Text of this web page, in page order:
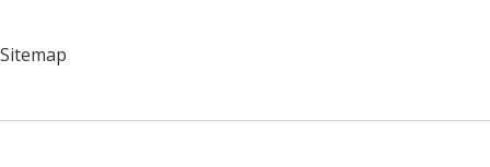
Sitemap